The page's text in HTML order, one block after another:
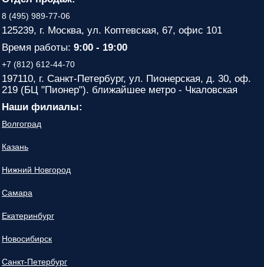
8 (495) 989-77-06
125239, г. Москва, ул. Коптевская, 67, офис 101
Время работы: 9:00 - 19:00
+7 (812) 612-44-70
197110, г. Санкт-Петербург, ул. Пионерская, д. 30, оф.
219 (БЦ "Пионер"). ближайшее метро - Чкаловская
Наши филиалы:
Волгоград
Казань
Нижний Новгород
Самара
Екатеринбург
Новосибирск
Санкт-Петербург